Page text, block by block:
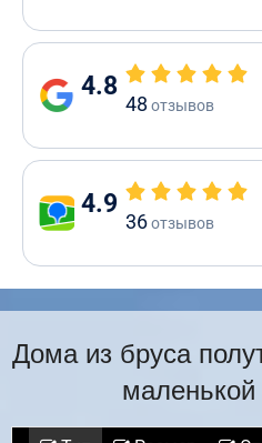
4.8
48 отзывов
4.9
36отзывов
Дома из бруса
маленькой